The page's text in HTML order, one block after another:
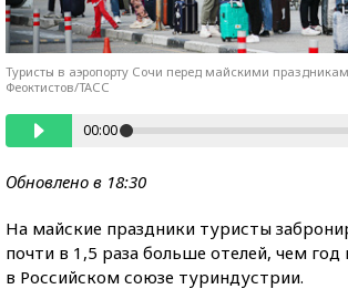
Туристы в аэропорту Сочи перед майскими
Феоктистов/ТАСС
00:00
Обновлено в 18:30
На майские праздники туристы
почти в 1,5 раза больше отелей, чем год
в Российском союзе туриндустрии.